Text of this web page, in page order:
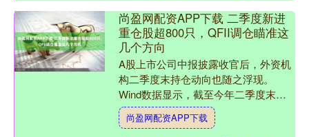
尚盈网配资APP下载 二季度新进
重仓股超800只，QFII调仓瞄准这
几个方向
A股上市公司中报披露收官后，外资机
构二季度末持仓动向也随之浮现。
Wind数据显示，截至今年二季度末，
QFII（合格境外机构投资者）合计重仓
1145家A股公司....
尚盈网配资APP下载